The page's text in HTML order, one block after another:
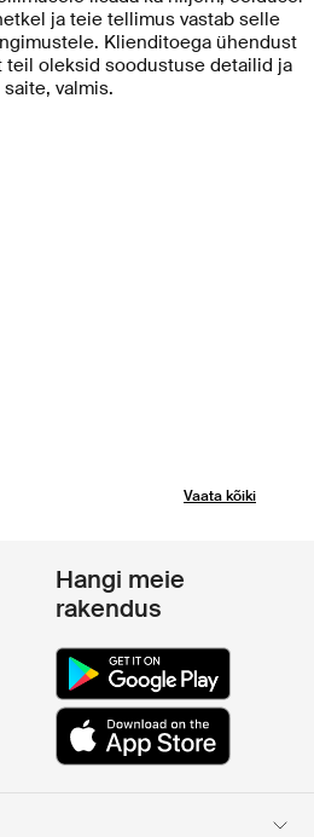
ja teie tellimus vastab selle
Klienditoega ühendust
teil oleksid soodustuse detailid ja
valmis.
Vaata kõiki
Hangi meie
rakendus